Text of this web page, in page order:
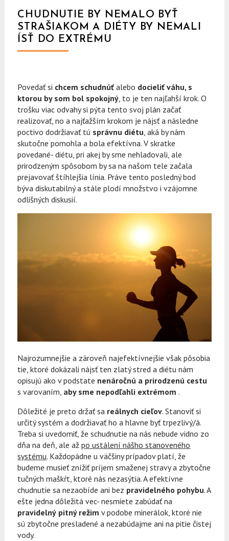
CHUDNUTIE BY NEMALO BYŤ
STRAŠIAKOM A DIÉTY BY NEMALI
ÍSŤ DO EXTRÉMU
Povedať si chcem schudnúťalebo docieliť váhu, s
ktorou by som bol spokojný , to je ten najľahší krok. O
trošku viac odvahy si pýta tento svoj plán začať
realizovať, no a najťažším krokom je nájsť a následne
poctivo dodržiavať tú správnu diétu , aká by nám
skutočne pomohla a bola efektívna. V skratke
povedané- diétu, pri akej by sme nehladovali, ale
prirodzeným spôsobom by sa na našom tele začala
prejavovať štíhlejšia línia. Práve tento posledný bod
býva diskutabilný a stále plodí množstvo i vzájomne
odlišných diskusií.
Najrozumnejšie a zároveň najefektívnejšie však pôsobia
tie, ktoré dokázali nájsť ten zlatý stred a diétu nám
opisujú ako v podstate nenáročnú a prirodzenú cestu
s varovaním, aby sme nepodľahli extrémom.
Dôležité je preto držať sa reálnych cieľov. Stanoviť si
určitý systém a dodržiavať ho a hlavne byť trpezlivý/á.
Treba si uvedomiť, že schudnutie na nás nebude vidno zo
dňa na deň, ale ažpo ustálení nášho stanoveného
systému. Každopádne u väčšiny prípadov platí, že
budeme musieť znížiť príjem smaženej stravy a zbytočne
tučných maškŕt, ktoré nás nezasýtia. A efektívne
chudnutie sa nezaobíde ani bez pravidelného pohybu. A
ešte jedna dôležitá vec- nesmiete zabúdať na
pravidelný pitný režim v podobe minerálok, ktoré nie
sú zbytočne presladené a nezabúdajme ani na pitie čistej
vody.